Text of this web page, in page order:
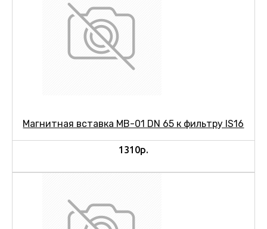
Магнитная вставка МВ-01 DN 65 к фильтру IS16
1310р.